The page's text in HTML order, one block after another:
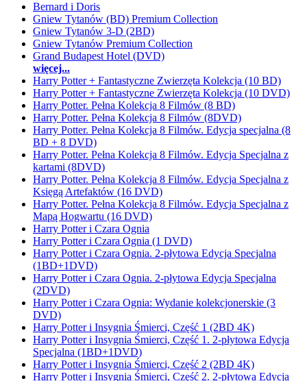
Bernard i Doris
Gniew Tytanów (BD) Premium Collection
Gniew Tytanów 3-D (2BD)
Gniew Tytanów Premium Collection
Grand Budapest Hotel (DVD)
więcej...
Harry Potter + Fantastyczne Zwierzęta Kolekcja (10 BD)
Harry Potter + Fantastyczne Zwierzęta Kolekcja (10 DVD)
Harry Potter. Pełna Kolekcja 8 Filmów (8 BD)
Harry Potter. Pełna Kolekcja 8 Filmów (8DVD)
Harry Potter. Pełna Kolekcja 8 Filmów. Edycja specjalna (8
BD + 8 DVD)
Harry Potter. Pełna Kolekcja 8 Filmów. Edycja Specjalna z
kartami (8DVD)
Harry Potter. Pełna Kolekcja 8 Filmów. Edycja Specjalna z
Księgą Artefaktów (16 DVD)
Harry Potter. Pełna Kolekcja 8 Filmów. Edycja Specjalna z
Mapą Hogwartu (16 DVD)
Harry Potter i Czara Ognia
Harry Potter i Czara Ognia (1 DVD)
Harry Potter i Czara Ognia. 2-płytowa Edycja Specjalna
(1BD+1DVD)
Harry Potter i Czara Ognia. 2-płytowa Edycja Specjalna
(2DVD)
Harry Potter i Czara Ognia: Wydanie kolekcjonerskie (3
DVD)
Harry Potter i Insygnia Śmierci, Część 1 (2BD 4K)
Harry Potter i Insygnia Śmierci, Część 1. 2-płytowa Edycja
Specjalna (1BD+1DVD)
Harry Potter i Insygnia Śmierci, Część 2 (2BD 4K)
Harry Potter i Insygnia Śmierci, Część 2. 2-płytowa Edycja